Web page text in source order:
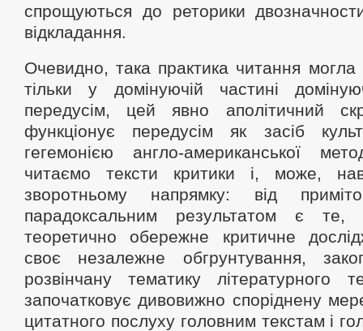
спрощуються до реторики
відкладання.
Очевидно, така практика читання могла
тільки у домінуючій частині
передусім, цей явно аполітичний
функціонує передусім як засіб
гегемонією англо-американської
читаємо тексти критики і, може,
зворотньому напрямку: від
парадоксальним результатом є
теоретично обережне критичне
своє незалежне обгрунтування,
розвінчану тематику літературного
започатковує дивовижно споріднену
цитатного послуху головним текстам і